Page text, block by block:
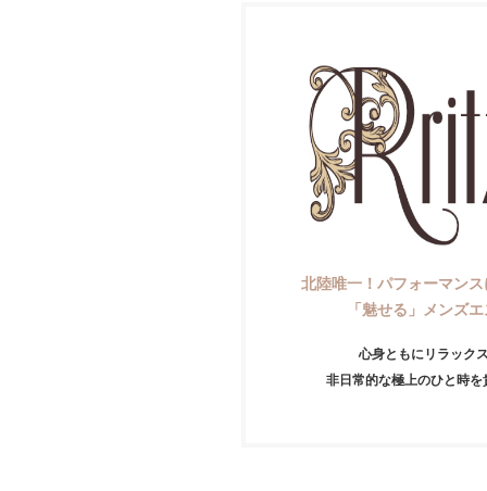
北陸唯一！パフォーマン
「魅せる」メンズ
心身ともにリラック
非日常的な極上のひと時